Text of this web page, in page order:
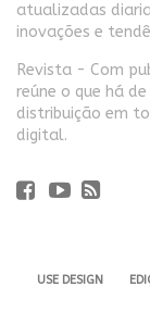
atualizadas
inovações e
Revista - Com
reúne o que há
distribuição em
digital.
USE DESIGN